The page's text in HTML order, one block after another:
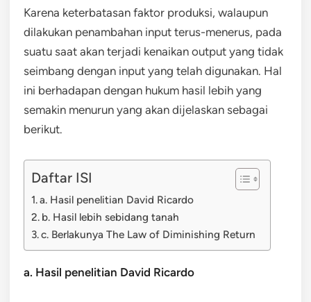
Karena keterbatasan faktor produksi, walaupun
dilakukan penambahan input terus-menerus, pada
suatu saat akan terjadi kenaikan output yang tidak
seimbang dengan input yang telah digunakan. Hal
ini berhadapan dengan hukum hasil lebih yang
semakin menurun yang akan dijelaskan sebagai
berikut.
Daftar ISI
a. Hasil penelitian David Ricardo
b. Hasil lebih sebidang tanah
c. Berlakunya The Law of Diminishing Return
a. Hasil penelitian David Ricardo